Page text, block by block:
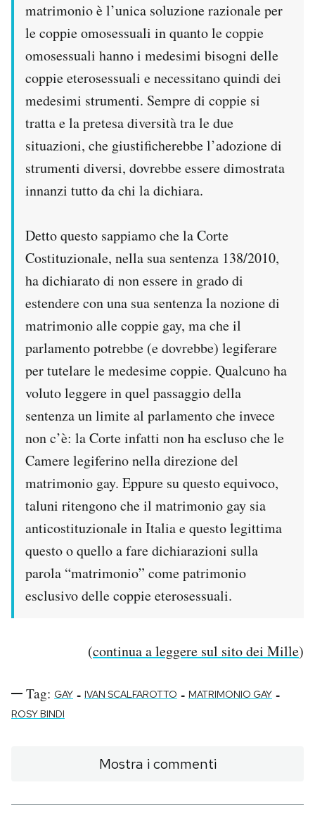
matrimonio è l’unica soluzione razionale per
le coppie omosessuali in quanto le coppie
omosessuali hanno i medesimi bisogni delle
coppie eterosessuali e necessitano quindi dei
medesimi strumenti. Sempre di coppie si
tratta e la pretesa diversità tra le due
situazioni, che giustificherebbe l’adozione di
strumenti diversi, dovrebbe essere dimostrata
innanzi tutto da chi la dichiara.
Detto questo sappiamo che la Corte
Costituzionale, nella sua sentenza 138/2010,
ha dichiarato di non essere in grado di
estendere con una sua sentenza la nozione di
matrimonio alle coppie gay, ma che il
parlamento potrebbe (e dovrebbe) legiferare
per tutelare le medesime coppie. Qualcuno ha
voluto leggere in quel passaggio della
sentenza un limite al parlamento che invece
non c’è: la Corte infatti non ha escluso che le
Camere legiferino nella direzione del
matrimonio gay. Eppure su questo equivoco,
taluni ritengono che il matrimonio gay sia
anticostituzionale in Italia e questo legittima
questo o quello a fare dichiarazioni sulla
parola “matrimonio” come patrimonio
esclusivo delle coppie eterosessuali.
(continua a leggere sul sito dei Mille)
Tag: GAY - IVAN SCALFAROTTO - MATRIMONIO GAY -
ROSY BINDI
Mostra i commenti